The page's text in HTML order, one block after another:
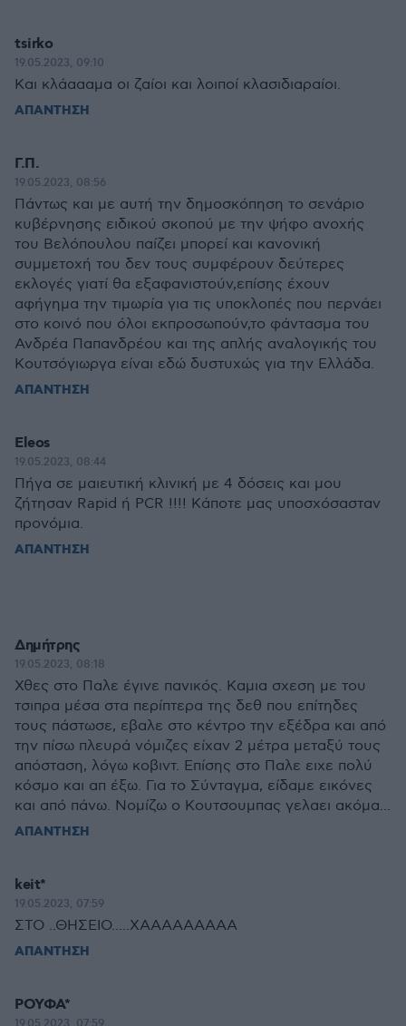
tsirko
19.05.2023, 09:10
Και κλάαααμα οι ζαίοι και λοιποί κλασιδιαραίοι.
ΑΠΑΝΤΗΣΗ
Γ.Π.
19.05.2023, 08:56
Πάντως και με αυτή την δημοσκόπηση το σενάριο
κυβέρνησης ειδικού σκοπού με την ψήφο ανοχής
του Βελόπουλου παίζει μπορεί και κανονική
συμμετοχή του δεν τους συμφέρουν δεύτερες
εκλογές γιατί θα εξαφανιστούν,επίσης έχουν
αφήγημα την τιμωρία για τις υποκλοπές που περνάει
στο κοινό που όλοι εκπροσωπούν,το φάντασμα του
Ανδρέα Παπανδρέου και της απλής αναλογικής του
Κουτσόγιωργα είναι εδώ δυστυχώς για την Ελλάδα.
ΑΠΑΝΤΗΣΗ
Eleos
19.05.2023, 08:44
Πήγα σε μαιευτική κλινική με 4 δόσεις και μου
ζήτησαν Rapid ή PCR !!!! Κάποτε μας υποσχόσασταν
προνόμια.
ΑΠΑΝΤΗΣΗ
Δημήτρης
19.05.2023, 08:18
Χθες στο Παλε έγινε πανικός. Καμια σχεση με του
τσιπρα μέσα στα περίπτερα της δεθ που επίτηδες
τους πάστωσε, εβαλε στο κέντρο την εξέδρα και από
την πίσω πλευρά νόμιζες είχαν 2 μέτρα μεταξύ τους
απόσταση, λόγω κοβιντ. Επίσης στο Παλε ειχε πολύ
κόσμο και απ έξω. Για το Σύνταγμα, είδαμε εικόνες
και από πάνω. Νομίζω ο Κουτσουμπας γελαει ακόμα...
ΑΠΑΝΤΗΣΗ
keit*
19.05.2023, 07:59
ΣΤΟ ..ΘΗΣΕΙΟ.....ΧΑΑΑΑΑΑΑΑΑ
ΑΠΑΝΤΗΣΗ
ΡΟΥΦΑ*